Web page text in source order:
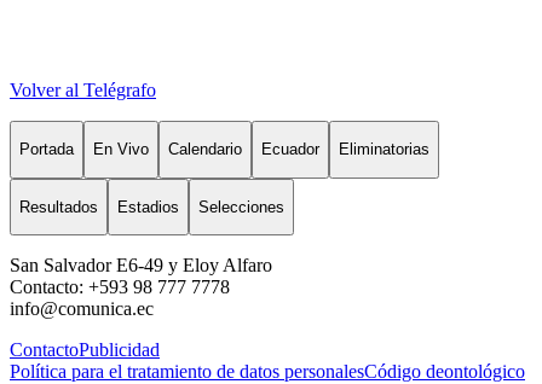
Volver al Telégrafo
Portada En Vivo Calendario Ecuador Eliminatorias
Resultados Estadios Selecciones
San Salvador E6-49 y Eloy Alfaro
Contacto: +593 98 777 7778
info@comunica.ec
ContactoPublicidad
Política para el tratamiento de datos personalesCódigo deontológico